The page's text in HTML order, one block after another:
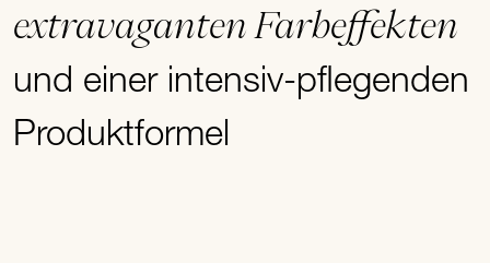
extravaganten Farbeffekten
und einer intensiv-pflegenden
Produktformel